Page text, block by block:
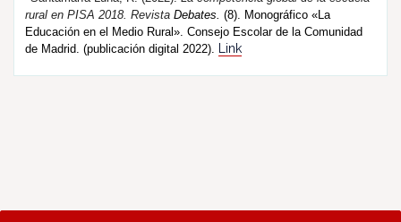
rural en PISA 2018. Revista Debates. (8). Monográfico «La
Educación en el Medio Rural». Consejo Escolar de la Comunidad
de Madrid. (publicación digital 2022).
Link